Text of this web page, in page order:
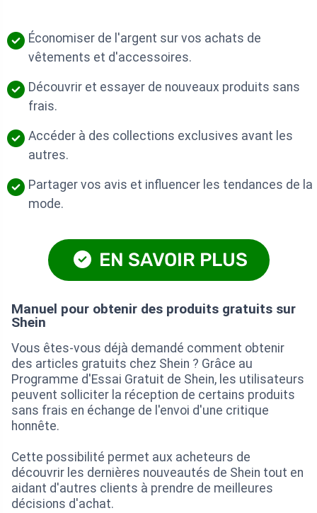
Économiser de l'argent sur vos achats de
vêtements et d'accessoires.
Découvrir et essayer de nouveaux produits sans
frais.
Accéder à des collections exclusives avant les
autres.
Partager vos avis et influencer les tendances de la
mode.
EN SAVOIR PLUS
Manuel pour obtenir des produits gratuits sur
Shein
Vous êtes-vous déjà demandé comment obtenir
des articles gratuits chez Shein ? Grâce au
Programme d'Essai Gratuit de Shein, les utilisateurs
peuvent solliciter la réception de certains produits
sans frais en échange de l'envoi d'une critique
honnête.
Cette possibilité permet aux acheteurs de
découvrir les dernières nouveautés de Shein tout en
aidant d'autres clients à prendre de meilleures
décisions d'achat.